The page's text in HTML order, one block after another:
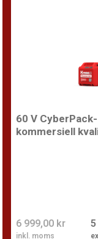
60 V
kommersiell
6 999,00 kr
inkl. moms